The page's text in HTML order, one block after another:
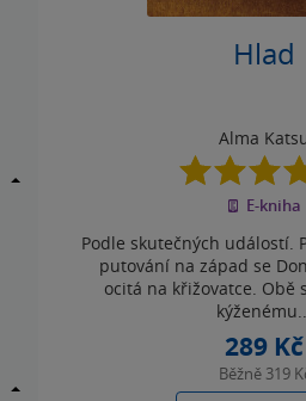
Hlad
Alma
3.9
z
5
E-kniha
Podle skutečných událostí.
putování na západ se
ocitá na křižovatce. Obě
kýženému...
289 Kč
Běžně 319